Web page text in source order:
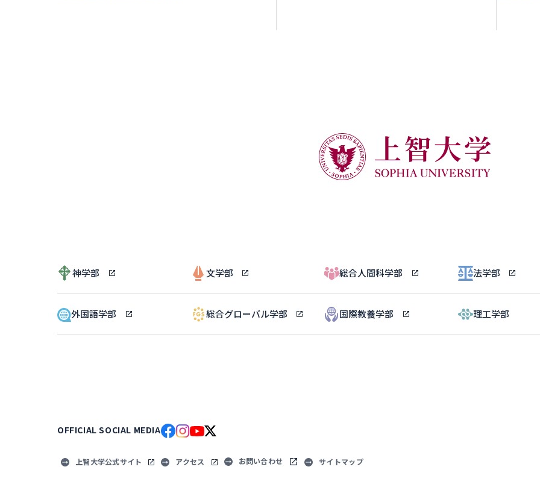
神学部 文学部 総合人間科学部 法学部
外国語学部 総合グローバル学部 国際教養学部 理工学部
OFFICIAL SOCIAL MEDIA
上智大学公式サイト アクセス お問い合わせ サイトマップ